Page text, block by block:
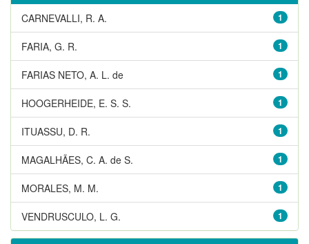
1
CARNEVALLI, R. A.
1
FARIA, G. R.
1
FARIAS NETO, A. L. de
1
HOOGERHEIDE, E. S. S.
1
ITUASSU, D. R.
1
MAGALHÃES, C. A. de S.
1
MORALES, M. M.
1
VENDRUSCULO, L. G.